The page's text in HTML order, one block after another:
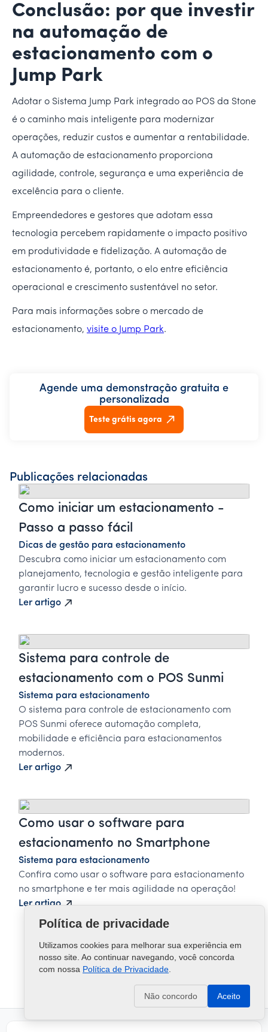
Conclusão: por que investir
na automação de
estacionamento com o
Jump Park
Adotar o Sistema Jump Park integrado ao POS da Stone
é o caminho mais inteligente para modernizar
operações, reduzir custos e aumentar a rentabilidade.
A automação de estacionamento proporciona
agilidade, controle, segurança e uma experiência de
excelência para o cliente.
Empreendedores e gestores que adotam essa
tecnologia percebem rapidamente o impacto positivo
em produtividade e fidelização. A automação de
estacionamento é, portanto, o elo entre eficiência
operacional e crescimento sustentável no setor.
Para mais informações sobre o mercado de
estacionamento, visite o Jump Park.
Agende uma demonstração gratuita e
personalizada
Teste grátis agora
Publicações relacionadas
Como iniciar um estacionamento -
Passo a passo fácil
Dicas de gestão para estacionamento
Descubra como iniciar um estacionamento com
planejamento, tecnologia e gestão inteligente para
garantir lucro e sucesso desde o início.
Ler artigo
Sistema para controle de
estacionamento com o POS Sunmi
Sistema para estacionamento
O sistema para controle de estacionamento com
POS Sunmi oferece automação completa,
mobilidade e eficiência para estacionamentos
modernos.
Ler artigo
Como usar o software para
estacionamento no Smartphone
Sistema para estacionamento
Confira como usar o software para estacionamento
no smartphone e ter mais agilidade na operação!
Ler artigo
Próxima
Política de privacidade
Utilizamos cookies para melhorar sua experiência em
nosso site. Ao continuar navegando, você concorda
com nossa Política de Privacidade
Não concordo Aceito